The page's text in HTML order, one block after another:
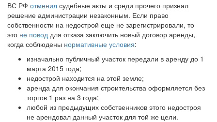
ВС РФ отменил судебные акты и среди прочего признал
решение администрации незаконным. Если право
собственности на недострой еще не зарегистрировали, то
это не повод для отказа заключить новый договор аренды,
когда соблюдены нормативные условия:
изначально публичный участок передали в аренду до 1
марта 2015 года;
недострой находится на этой земле;
аренда для окончания строительства оформляется без
торгов 1 раз на 3 года;
любой из предыдущих собственников этого недостроя
не арендовал данный участок для той же цели.